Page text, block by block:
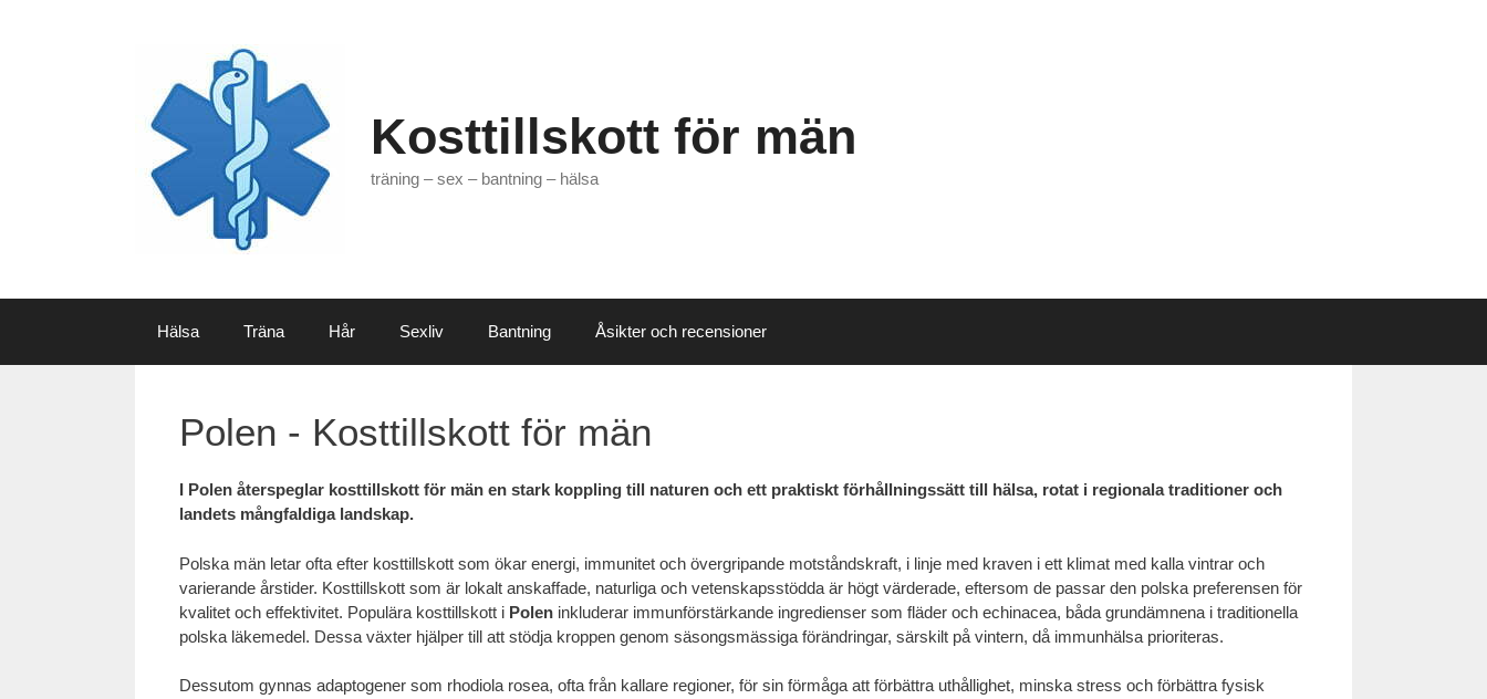
Kosttillskott för män
träning – sex – bantning – hälsa
Hälsa Träna Hår Sexliv Bantning Åsikter och recensioner
Polen - Kosttillskott för män
I Polen återspeglar kosttillskott för män en stark koppling till naturen och ett praktiskt förhållningssätt till hälsa, rotat i regionala traditioner och
landets mångfaldiga landskap.
Polska män letar ofta efter kosttillskott som ökar energi, immunitet och övergripande motståndskraft, i linje med kraven i ett klimat med kalla vintrar och
varierande årstider. Kosttillskott som är lokalt anskaffade, naturliga och vetenskapsstödda är högt värderade, eftersom de passar den polska preferensen för
kvalitet och effektivitet. Populära kosttillskott i Polen inkluderar immunförstärkande ingredienser som fläder och echinacea, båda grundämnena i traditionella
polska läkemedel. Dessa växter hjälper till att stödja kroppen genom säsongsmässiga förändringar, särskilt på vintern, då immunhälsa prioriteras.
Dessutom gynnas adaptogener som rhodiola rosea, ofta från kallare regioner, för sin förmåga att förbättra uthållighet, minska stress och förbättra fysisk